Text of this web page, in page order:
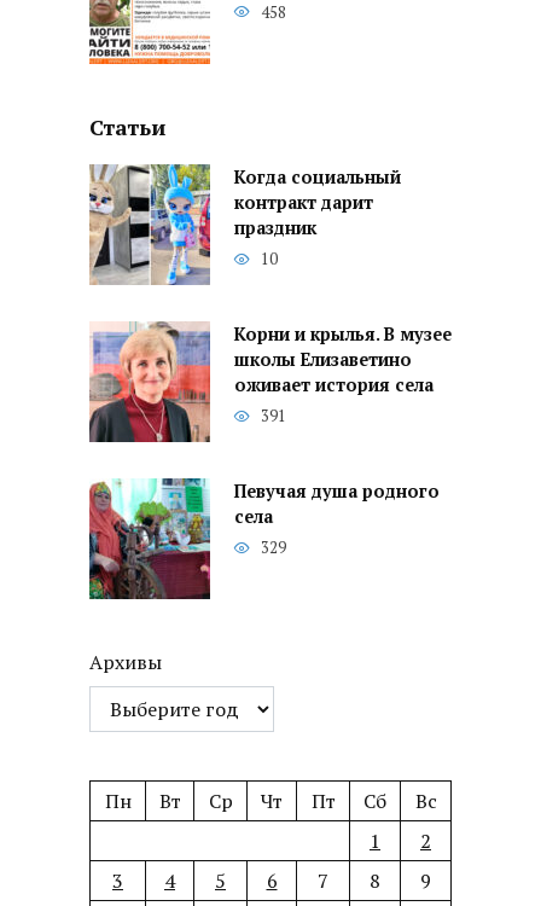
458
Статьи
Когда социальный
контракт дарит
праздник
10
Корни и крылья. В музее
школы Елизаветино
оживает история села
391
Певучая душа родного
села
329
Архивы
Пн Вт Ср Чт Пт Сб
Вс
1
2
3
4 5 6 7 8
9